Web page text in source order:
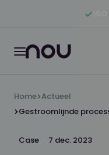
Ga naar hoofdinhoud
Ga naar hoofdnavigatie
Home Actueel
Gestroomlijnde
Case
7 dec. 2023